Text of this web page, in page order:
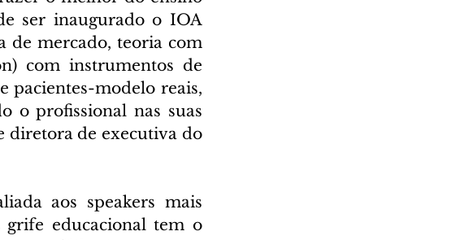
ser inaugurado o IOA
de mercado, teoria com
com instrumentos de
pacientes-modelo reais,
o profissional nas suas
diretora de executiva do
aos speakers mais
educacional tem o